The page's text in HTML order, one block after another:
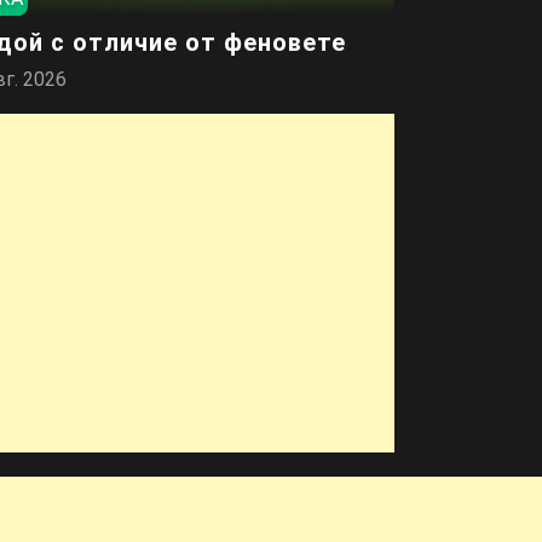
с отличие от феновете
2026